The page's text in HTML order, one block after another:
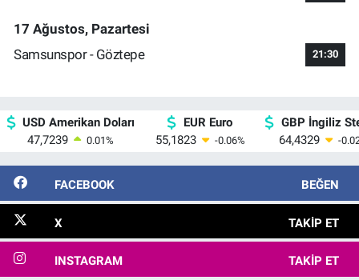
17 Ağustos, Pazartesi
Samsunspor - Göztepe
21:30
USD Amerikan Doları
47,7239
0.01%
EUR Euro
55,1823
-0.06%
GBP İngiliz
64,4329
-
FACEBOOK BEĞEN
X TAKIP ET
INSTAGRAM TAKIP ET